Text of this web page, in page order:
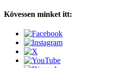
Kövessen minket itt: